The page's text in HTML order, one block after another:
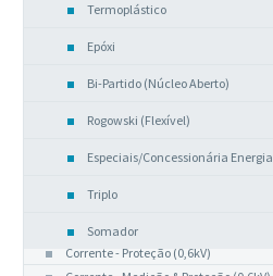
Termoplástico
Epóxi
Bi-Partido (Núcleo Aberto)
Rogowski (Flexível)
Especiais/Concessionária Energia
Triplo
Somador
Corrente - Proteção (0,6kV)